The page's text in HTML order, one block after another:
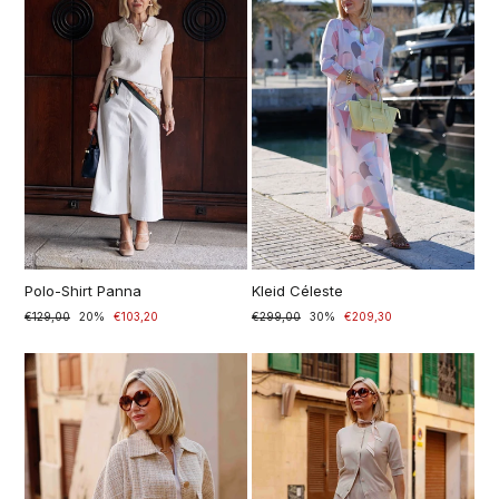
Polo-Shirt Panna
Prezzo
€129,00
Prezzo
20% €103,20
Kleid Céleste
Prezzo
€299,00
Prezzo
30% €209,30